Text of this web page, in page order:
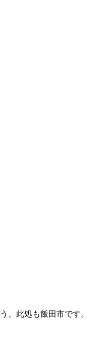
、此処も飯田市です。